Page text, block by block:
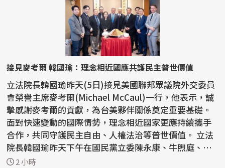
接見麥考爾 韓國瑜：理念相近國應共護民主普世價值
立法院長韓國瑜昨天(5日)接見美國聯邦眾議院外交委員
會榮譽主席麥考爾(Michael McCaul)一行，他表示，誠
摯感謝麥考爾的貢獻，為台美夥伴關係奠定重要基礎。
面對快速變動的國際情勢，理念相近國家更應持續攜手
合作，共同守護民主自由、人權法治等普世價值。 立法
院長韓國瑜昨天下午在國民黨立委陳永康、牛煦庭、徐
巧芯...
2 小時